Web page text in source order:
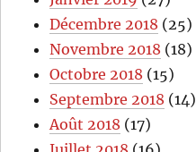
Décembre 2018 (25)
Novembre 2018 (18)
Octobre 2018 (15)
Septembre 2018 (14)
Août 2018 (17)